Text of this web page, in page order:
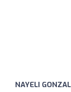
NAYELI